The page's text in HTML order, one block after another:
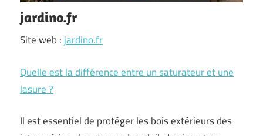
jardino.fr
Site web : jardino.fr
Quelle est la différence entre un saturateur et une
lasure ?
Il est essentiel de protéger les bois extérieurs des